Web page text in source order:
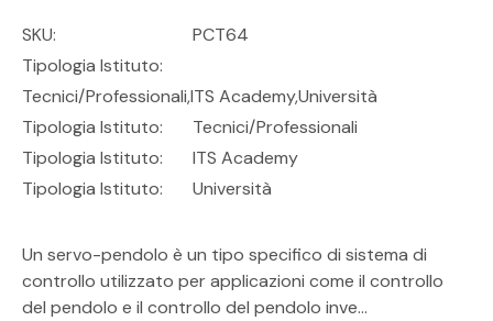
SKU:
PCT64
Tipologia Istituto:
Tecnici/professionali,ITS Academy,Università
Tipologia Istituto:
Tecnici/Professionali
Tipologia Istituto:
ITS Academy
Tipologia Istituto:
Università
Un servo-pendolo è un tipo specifico di sistema di
controllo utilizzato per applicazioni come il controllo
del pendolo e il controllo del pendolo inve…